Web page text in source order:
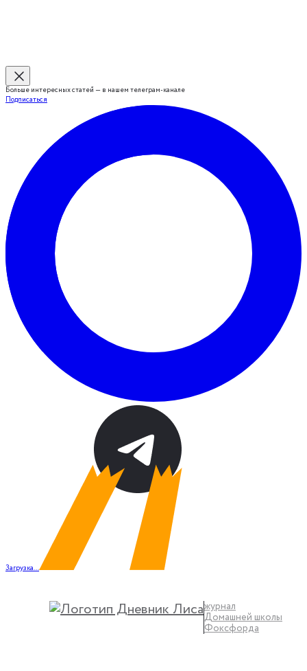
Больше интересных статей — в нашем телеграм-канале
Подписаться
Загрузка...
журнал
Домашней школы
Фоксфорда